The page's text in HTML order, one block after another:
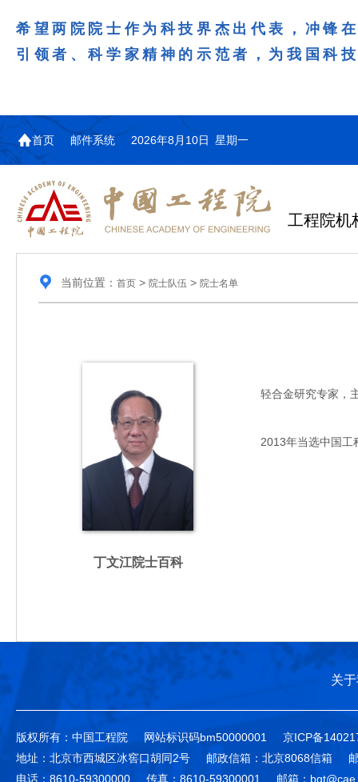
希望两院院士作为科技界杰出代表，冲锋
引领者、科学家精神的示范者，为我国科
首页 邮件系统 2026年8月10日 星期一
工程院机
当前位置： 首页> 院士队伍 > 院士名单
丁文江院士百科
轻合金研究专家，主
2013年当选中国工
关
版权所有：中国工程院 网站标识码bm50000001
京ICP备
地址：北京市西城区冰窖口胡同2号
邮政信箱：北京8068信箱
电话：8610-59300000
传真：8610-59300001 邮箱：